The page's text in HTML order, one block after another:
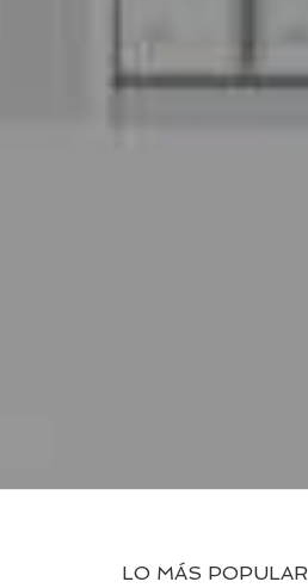
LO MÁS POPULAR